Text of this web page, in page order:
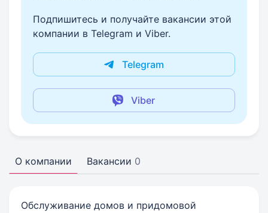
Подпишитесь и получайте вакансии этой
компании в Telegram и Viber.
Telegram
Viber
О компании Вакансии 0
Обслуживание домов и придомовой